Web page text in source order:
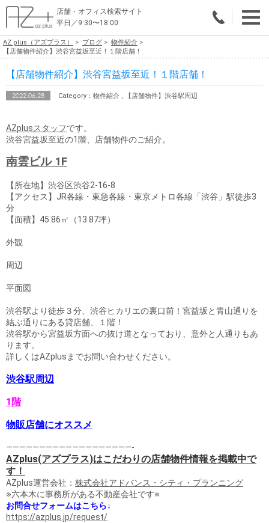
店舗・オフィス検索サイト
平日／9:30〜18:00
物件総合検索
エリアで探す
業種で探す
広さで探す
賃料から探す
こだわりで探す
店舗・オフィス物件を探す
AZ plus（アズプラス） ブログ
物件紹介
【店舗物件紹介】渋谷宮益坂至近！１階店舗！
【店舗物件紹介】渋谷宮益坂至近！１階店舗！
2022.06.28 Category：物件紹介 , 【店舗物件】渋谷駅周辺
AZplusスタッフです。
渋谷宮益坂至近の1階、店舗物件のご紹介。
南雲ビル 1F
【所在地】渋谷区渋谷2-16-8
【アクセス】JR各線・東急各線・東京メトロ各線「渋谷」駅徒歩3
分
【面積】45.86㎡（13.87坪）
外観
周辺
平面図
渋谷駅より徒歩３分、渋谷ヒカリエの裏口前！宮益坂と青山通りを
結ぶ通りにある貸店舗、１階！
渋谷駅から宮益坂方面への抜け道となっており、意外と人通りもあ
ります。
詳しくはAZplusまでお問い合わせください。
渋谷駅周辺
1階
物販店舗にオススメ
———————————————————-
AZplus(アズプラス)はこだわりの店舗物件情報を掲載中で
す！
AZplus運営会社： 株式会社アドバンス・シティ・プランニング
※六本木に事務所がある不動産会社です※
お問合せフォームはこちら↓
https://azplus.jp/request/